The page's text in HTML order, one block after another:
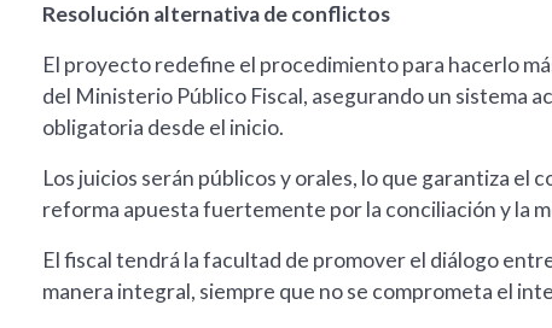
Resolución alternativa de conflictos
El proyecto redefine el procedimiento para hacerlo
del Ministerio Público Fiscal, asegurando un sistema
obligatoria desde el inicio.
Los juicios serán públicos y orales, lo que garantiza el
reforma apuesta fuertemente por la conciliación y la
El fiscal tendrá la facultad de promover el diálogo
manera integral, siempre que no se comprometa el